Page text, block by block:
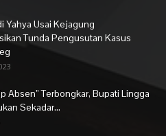
Yahya Usai Kejagung
Tunda Pengusutan Kasus
Absen” Terbongkar, Bupati Lingga
Sekadar...